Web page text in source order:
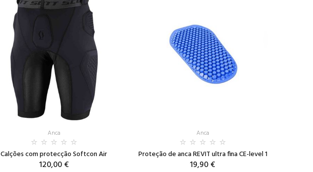
Anca
Calções com protecção Softcon Air
120,00 €
Anca
Proteção de anca REVIT ultra fina CE-level 1
19,90 €